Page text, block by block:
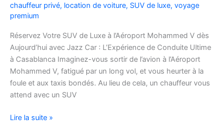
chauffeur privé, location de voiture, SUV de luxe, voyage
premium
Réservez Votre SUV de Luxe à l’Aéroport Mohammed V dès
Aujourd’hui avec Jazz Car : L’Expérience de Conduite Ultime
à Casablanca Imaginez-vous sortir de l’avion à l’Aéroport
Mohammed V, fatigué par un long vol, et vous heurter à la
foule et aux taxis bondés. Au lieu de cela, un chauffeur vous
attend avec un SUV
Réservez
Lire la suite »